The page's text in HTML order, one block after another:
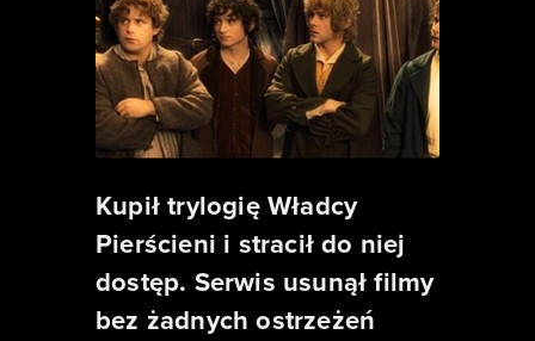
Kupił trylogię Władcy
Pierścieni i stracił do niej
dostęp. Serwis usunął filmy
bez żadnych ostrzeżeń